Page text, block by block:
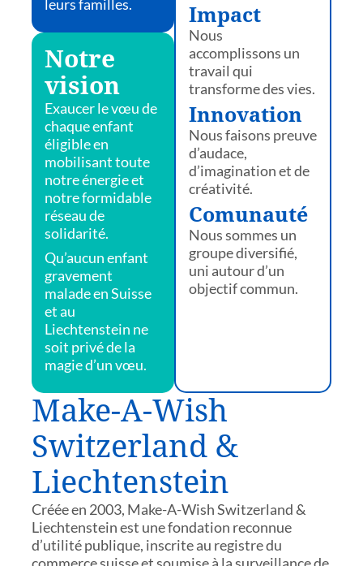
leurs familles.
Notre
vision
Exaucer le vœu de
chaque enfant
éligible en
mobilisant toute
notre énergie et
notre formidable
réseau de
solidarité.
Qu’aucun enfant
gravement
malade en Suisse
et au
Liechtenstein ne
soit privé de la
magie d’un vœu.
Impact
Nous
accomplissons un
travail qui
transforme des vies.
Innovation
Nous faisons preuve
d’audace,
d’imagination et de
créativité.
Comunauté
Nous sommes un
groupe diversifié,
uni autour d’un
objectif commun.
Make-A-Wish
Switzerland &
Liechtenstein
Créée en 2003, Make-A-Wish Switzerland &
Liechtenstein est une fondation reconnue
d’utilité publique, inscrite au registre du
commerce suisse et soumise à la surveillance de